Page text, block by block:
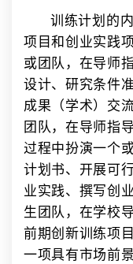
训练计划的
项目和创业实践
或团队，在导师
设计、研究条件
成果（学术）交
团队，在导师指
过程中扮演一个
计划书、开展可
业实践、撰写创
生团队，在学校
前期创新训练项
一项具有市场前